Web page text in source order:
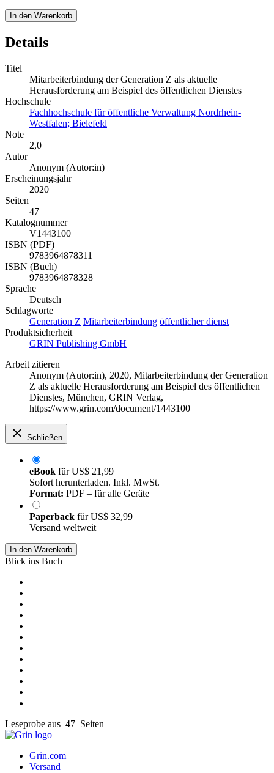
In den Warenkorb
Details
Titel
Mitarbeiterbindung der Generation Z als aktuelle
Herausforderung am Beispiel des öffentlichen Dienstes
Hochschule
Fachhochschule für öffentliche Verwaltung Nordrhein-
Westfalen; Bielefeld
Note
2,0
Autor
Anonym (Autor:in)
Erscheinungsjahr
2020
Seiten
47
Katalognummer
V1443100
ISBN (PDF)
9783964878311
ISBN (Buch)
9783964878328
Sprache
Deutsch
Schlagworte
Generation Z Mitarbeiterbindung öffentlicher dienst
Produktsicherheit
GRIN Publishing GmbH
Arbeit zitieren
Anonym (Autor:in), 2020, Mitarbeiterbindung der Generation
Z als aktuelle Herausforderung am Beispiel des öffentlichen
Dienstes, München, GRIN Verlag,
https://www.grin.com/document/1443100
Schließen
eBook fürUS$ 21,99
Sofort herunterladen. Inkl. MwSt.
Format: PDF – für alle Geräte
Paperback fürUS$ 32,99
Versand weltweit
In den Warenkorb
Blick ins Buch
Leseprobe aus 47 Seiten
Grin.com
Versand